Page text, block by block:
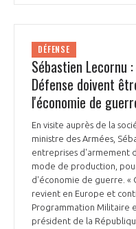
DÉFENSE
Sébastien Lecornu
Défense doivent
l'économie de
En visite auprès de la
ministre des Armées,
entreprises d'armement
mode de production,
d'économie de guerre. «
revient en Europe et
Programmation Militaire
président de la